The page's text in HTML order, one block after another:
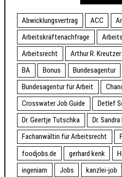
Abwicklungsvertrag ACC
Arbeitskräftenachfrage
Arbeitsrecht
Arthur R. Kreutzer
BA
Bonus
Bundesagentur
Bundesagentur für Arbeit
Crosswater Job Guide
Detlef
Dr. Geertje Tutschka
Dr.
Fachanwältin für Arbeitsrecht
foodjobs.de
gerhard kenk
ingeniam
Jobs kanzlei-job